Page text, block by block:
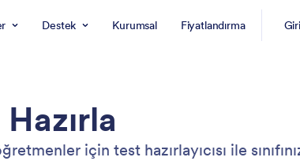
Destek Kurumsal Fiyatlandırma
için test hazırlayıcısı ile